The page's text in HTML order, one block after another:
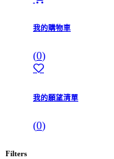
我的購物車
(0)
我的願望清單
(0)
Filters